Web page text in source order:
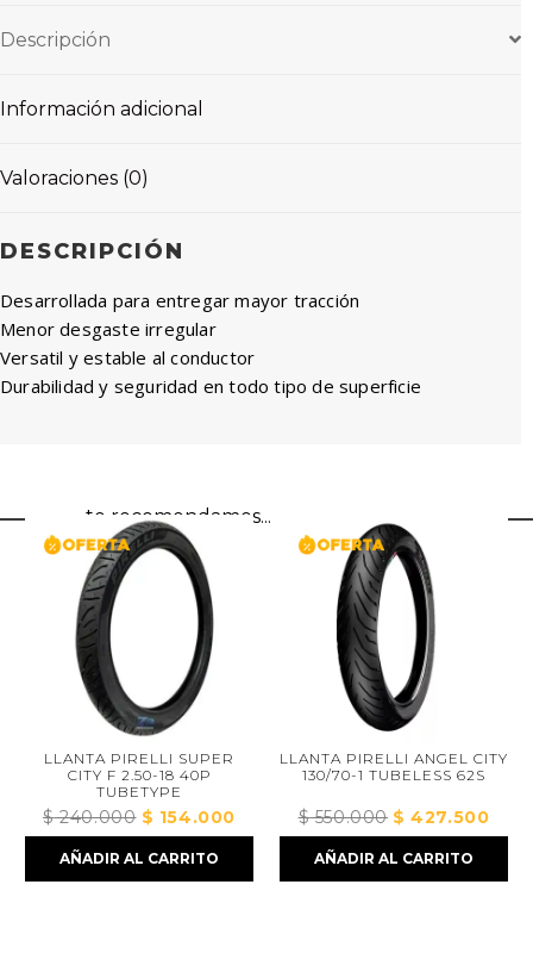
Descripción
Información adicional
Valoraciones (0)
DESCRIPCIÓN
Desarrollada para entregar mayor tracción
Menor desgaste irregular
Versatil y estable al conductor
Durabilidad y seguridad en todo tipo de superficie
te recomendamos...
LLANTA PIRELLI SUPER
CITY F 2.50-18 40P
TUBETYPE
$240.000El
precio
original
$154.000El
precio
AÑADIR AL CARRITO
LLANTA PIRELLI ANGEL CITY
130/70-1 TUBELESS 62S
$550.000El
precio
original
$427.500El
precio
AÑADIR AL CARRITO